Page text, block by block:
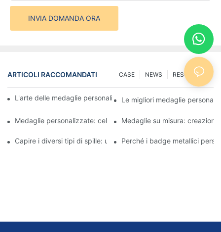
INVIA DOMANDA ORA
ARTICOLI RACCOMANDATI RESOURCES
NEWS
CASE
L'arte delle medaglie personalizzate: creare premi che ispirano
Le migliori medaglie
Medaglie personalizzate: celebrare i successi con stile
Medaglie su misura:
Capire i diversi tipi di spille: una guida completa
Perché i badge metallici